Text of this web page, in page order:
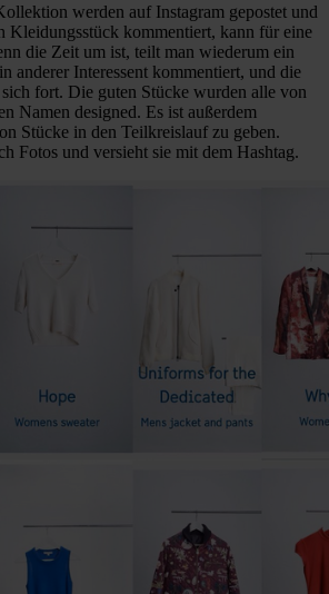
werden auf Instagram gepostet und
Kleidungsstück kommentiert, kann für eine
die Zeit um ist, teilt man wiederum ein
anderer Interessent kommentiert, und die
fort. Die guten Stücke wurden alle von
Namen designed. Es ist außerdem
Stücke in den Teilkreislauf zu geben.
Fotos und versieht sie mit dem Hashtag.